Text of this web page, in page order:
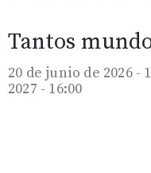
Tantos
20 de junio de 2026 -
2027 - 16:00